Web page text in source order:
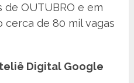
OUTUBRO e em
de 80 mil vagas
Digital Google